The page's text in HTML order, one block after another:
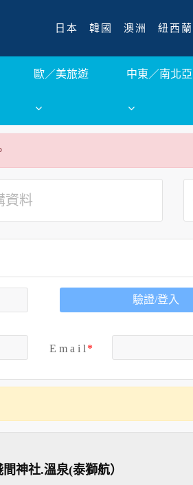
日本 韓國 澳洲 紐西蘭
歐／美旅遊 中東／南北亞
資料
驗證/登入
E m a i l
神社.溫泉(泰獅航）